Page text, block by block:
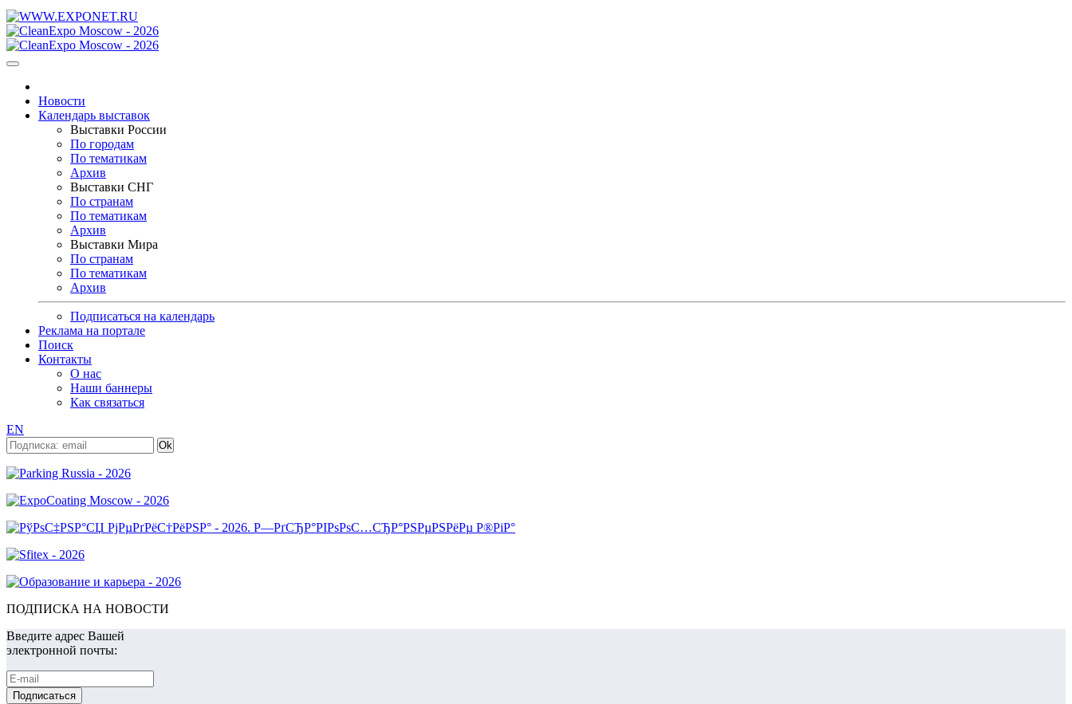
Новости
Календарь выставок
Выставки России
По городам
По тематикам
Архив
Выставки СНГ
По странам
По тематикам
Архив
Выставки Мира
По странам
По тематикам
Архив
Подписаться на календарь
Реклама на портале
Поиск
Контакты
О нас
Наши баннеры
Как связаться
EN
ПОДПИСКА НА НОВОСТИ
Введите адрес Вашей
электронной почты: